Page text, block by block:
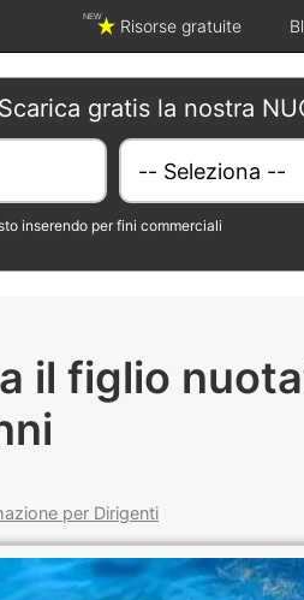
NEW Risorse gratuite
Scarica gratis la nostra
inserendo per fini commerciali
il figlio
per Dirigenti